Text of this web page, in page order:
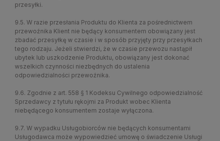
przesyłki.
9.5. W razie przesłania Produktu do Klienta za pośrednictwem
przewoźnika Klient nie będący konsumentem obowiązany jest
zbadać przesyłkę w czasie i w sposób przyjęty przy przesyłkach
tego rodzaju. Jeżeli stwierdzi, że w czasie przewozu nastąpił
ubytek lub uszkodzenie Produktu, obowiązany jest dokonać
wszelkich czynności niezbędnych do ustalenia
odpowiedzialności przewoźnika.
9.6. Zgodnie z art. 558 § 1 Kodeksu Cywilnego odpowiedzialność
Sprzedawcy z tytułu rękojmi za Produkt wobec Klienta
niebędącego konsumentem zostaje wyłączona.
9.7. W wypadku Usługobiorców nie będących konsumentami
Usługodawca może wypowiedzieć umowę o świadczenie Usługi